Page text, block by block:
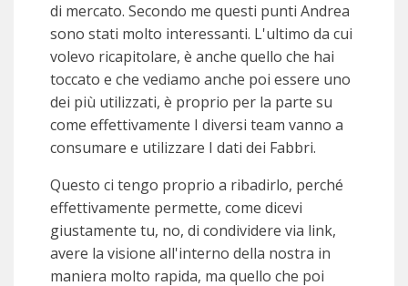
di mercato. Secondo me questi punti Andrea
sono stati molto interessanti. L'ultimo da cui
volevo ricapitolare, è anche quello che hai
toccato e che vediamo anche poi essere uno
dei più utilizzati, è proprio per la parte su
come effettivamente I diversi team vanno a
consumare e utilizzare I dati dei Fabbri.
Questo ci tengo proprio a ribadirlo, perché
effettivamente permette, come dicevi
giustamente tu, no, di condividere via link,
avere la visione all'interno della nostra in
maniera molto rapida, ma quello che poi